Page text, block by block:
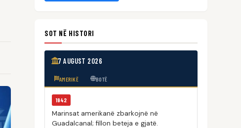
SOT NË HISTORI
7 AUGUST 2026
AMERIKË BOTË
1942
Marinsat amerikanë zbarkojnë në
Guadalcanal; fillon beteja e gjatë.